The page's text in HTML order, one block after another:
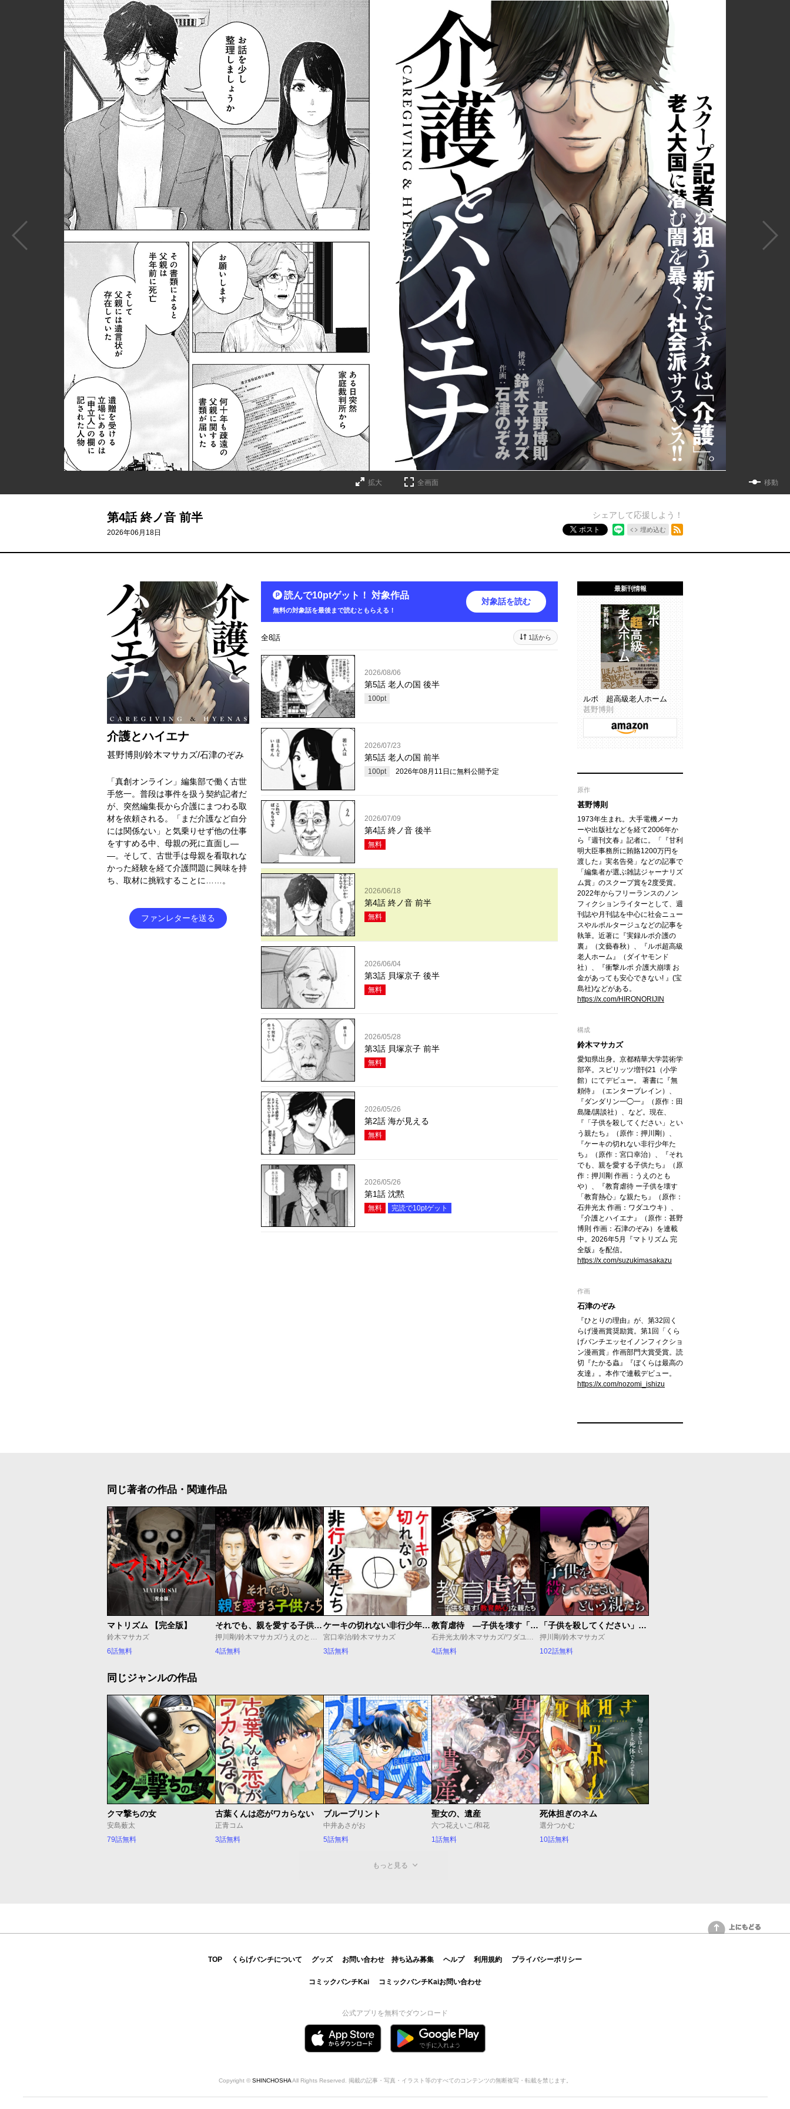
拡大 全画面 移動
第4話 終ノ音 前半
2026年06月18日
シェアして応援しよう！
ポスト 埋め込む
介護とハイエナ
甚野博則/鈴木マサカズ/石津のぞみ
「真創オンライン」編集部で働く古世
手悠一。普段は事件を扱う契約記者だ
が、突然編集長から介護にまつわる取
材を依頼される。「まだ介護など自分
には関係ない」と気乗りせず他の仕事
をすすめる中、母親の死に直面し―
―。そして、古世手は母親を看取れな
かった経験を経て介護問題に興味を持
ち、取材に挑戦することに……。
ファンレターを送る
読んで10ptゲット！ 対象作品
無料の対象話を最後まで読むともらえる！
対象話を読む
全8話 1話から
2026/08/06
第5話 老人の国 後半
100pt
2026/07/23
第5話 老人の国 前半
100pt 2026年08月11日 に無料公開予定
2026/07/09
第4話 終ノ音 後半
無料
2026/06/18
第4話 終ノ音 前半
無料
2026/06/04
第3話 貝塚京子 後半
無料
2026/05/28
第3話 貝塚京子 前半
無料
2026/05/26
第2話 海が見える
無料
2026/05/26
第1話 沈黙
無料 完読で10ptゲット
最新刊情報
ルポ 超高級老人ホーム
甚野博則
原作
甚野博則
1973年生まれ。大手電機メーカ
ーや出版社などを経て2006年か
ら『週刊文春』記者に。「『甘利
明大臣事務所に賄賂1200万円を
渡した』実名告発」などの記事で
「編集者が選ぶ雑誌ジャーナリズ
ム賞」のスクープ賞を2度受賞。
2022年からフリーランスのノン
フィクションライターとして、週
刊誌や月刊誌を中心に社会ニュー
スやルポルタージュなどの記事を
執筆。近著に『実録ルポ介護の
裏』（文藝春秋）、『ルポ超高級
老人ホーム』（ダイヤモンド
社）、『衝撃ルポ 介護大崩壊 お
金があっても安心できない! 』(宝
島社)などがある。
https://x.com/HIRONORIJIN
構成
鈴木マサカズ
愛知県出身。京都精華大学芸術学
部卒。スピリッツ増刊21（小学
館）にてデビュー。 著書に『無
頼侍』（エンターブレイン）、
『ダンダリン一◯一』（原作：田
島隆/講談社）、など。現在、
『「子供を殺してください」とい
う親たち』（原作：押川剛）、
『ケーキの切れない非行少年た
ち』（原作：宮口幸治）、『それ
でも、親を愛する子供たち』（原
作：押川剛 作画：うえのとも
や）、『教育虐待 ー子供を壊す
「教育熱心」な親たち』（原作：
石井光太 作画：ワダユウキ）、
『介護とハイエナ』（原作：甚野
博則 作画：石津のぞみ）を連載
中。2026年5月『マトリズム 完
全版』を配信。
https://x.com/suzukimasakazu
作画
石津のぞみ
『ひとりの理由』が、第32回く
らげ漫画賞奨励賞。第1回「くら
げバンチエッセイノンフィクショ
ン漫画賞」作画部門大賞受賞。読
切『たかる蟲』『ぼくらは最高の
友達』。本作で連載デビュー。
https://x.com/nozomi_ishizu
同じ著者の作品・関連作品
マトリズム 【完全版】
鈴木マサカズ
6話無料
それでも、親を愛する子供たち
4話無料
ケーキの切れない非行少年たち
宮口幸治/鈴木マサカズ
3話無料
教育虐待 ―子供を壊す「教育熱心」な親たち
4話無料
「子供を殺してください」という親たち
押川剛/鈴木マサカズ
102話無料
同じジャンルの作品
クマ撃ちの女
安島薮太
79話無料
古葉くんは恋がワカらない
正青コム
3話無料
ブループリント
中井あさがお
5話無料
聖女の、遺産
六つ花えいこ/和花
1話無料
死体担ぎのネム
選分つかむ
10話無料
もっと見る
上にもどる
TOP くらげバンチについて グッズ お問い合わせ 持ち込み募集 ヘルプ 利用規約 プライバシーポリシー
コミックバンチKai コミックバンチKaiお問い合わせ
公式アプリを無料でダウンロード
Copyright © SHINCHOSHAAll Rights Reserved. 掲載の記事・写真・イラスト等のすべてのコンテンツの無断複写・転載を禁じます。